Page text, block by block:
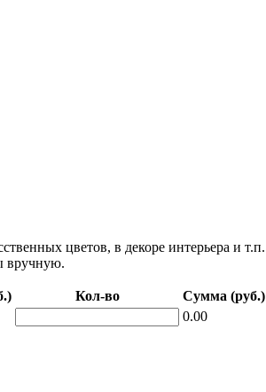
цветов, в декоре интерьера и т.п.
вручную.
Кол-во
Сумма (руб.)
0.00